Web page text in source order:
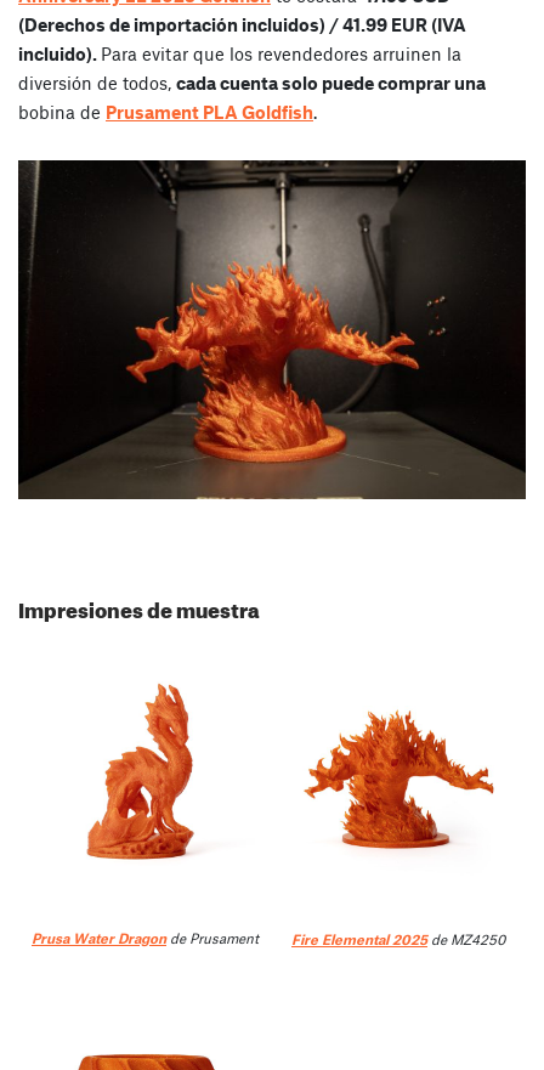
(Derechos de importación incluidos) / 41.99 EUR (IVA
incluido). Para evitar que los revendedores arruinen la
diversión de todos, cada cuenta solo puede comprar una
bobina de Prusament PLA Goldfish.
Impresiones de muestra
Prusa Water Dragonde Prusament Fire Elemental 2025de MZ4250